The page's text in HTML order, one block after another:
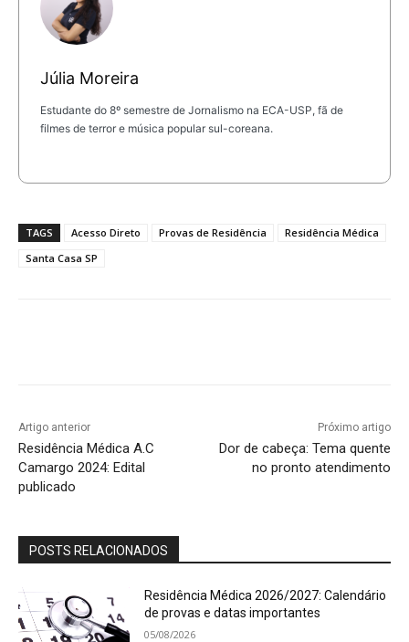
Júlia Moreira
Estudante do 8º semestre de Jornalismo na ECA-USP, fã de
filmes de terror e música popular sul-coreana.
TAGS Acesso Direto Provas de Residência
Residência Médica
Santa Casa SP
Artigo anterior
Residência Médica A.C
Camargo 2024: Edital
publicado
Próximo artigo
Dor de cabeça: Tema quente
no pronto atendimento
POSTS RELACIONADOS
Residência Médica 2026/2027: Calendário
de provas e datas importantes
05/08/2026